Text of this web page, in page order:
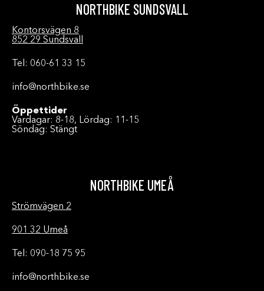
NORTHBIKE SUNDSVALL
Kontorsvägen 8
852 29 Sundsvall
Tel: 060-61 33 15
info@northbike.se
Öppettider
Vardagar: 8-18, Lördag: 11-15
Söndag: Stängt
NORTHBIKE UMEÅ
Strömvägen 2
901 32 Umeå
Tel: 090-18 75 95
info@northbike.se